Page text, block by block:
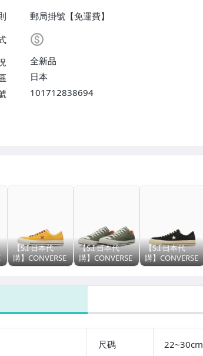
郵局掛號【免運費】
全新品
日本
101712838694
【S.I 日本代
購】CONVERSE
japan CLASSIC
ONE STAR
【S.I 日本代
購】CONVERSE
japan ALL STAR
【S.I 日本代
購】CONVERSE
japan CLASSIC
ONE STAR
尺碼 22~30cm